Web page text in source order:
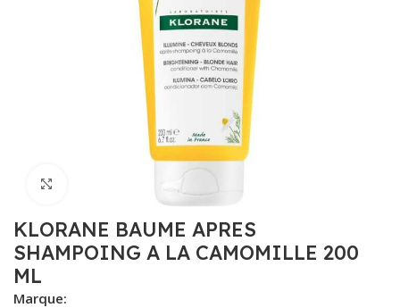
KLORANE BAUME APRES
SHAMPOING A LA CAMOMILLE 200
ML
Marque: